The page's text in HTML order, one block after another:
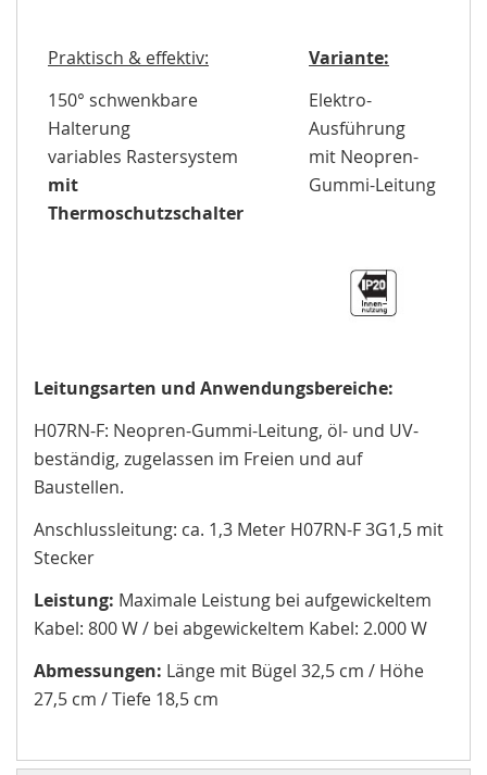
Praktisch & effektiv:
150° schwenkbare
Halterung
variables Rastersystem
mit
Thermoschutzschalter
Variante:
Elektro-
Ausführung
mit Neopren-
Gummi-Leitung
Leitungsarten und Anwendungsbereiche:
H07RN-F: Neopren-Gummi-Leitung, öl- und UV-
beständig, zugelassen im Freien und auf
Baustellen.
Anschlussleitung: ca. 1,3 Meter H07RN-F 3G1,5 mit
Stecker
Leistung: Maximale Leistung bei aufgewickeltem
Kabel: 800 W / bei abgewickeltem Kabel: 2.000 W
Abmessungen: Länge mit Bügel 32,5 cm / Höhe
27,5 cm / Tiefe 18,5 cm